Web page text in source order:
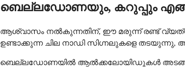
ബെല്ലഡോണയും, കറുപ്പും
ആശ്വാസം നൽകുന്നതിന്, ഈ മരുന്ന് രണ്ട്
ഉണ്ടാക്കുന്ന ചില നാഡി സിഗ്നലുകളെ തടയുന്നു,
ബെല്ലഡോണയിൽ ആൽക്കലോയിഡുകൾ